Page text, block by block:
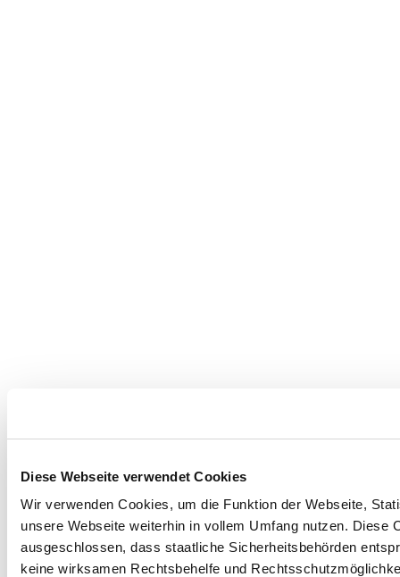
Diese Webseite verwendet Cookies
Wir verwenden Cookies, um die Funktion der Webseite,
unsere Webseite weiterhin in vollem Umfang nutzen.
ausgeschlossen, dass staatliche Sicherheitsbehörden
keine wirksamen Rechtsbehelfe und